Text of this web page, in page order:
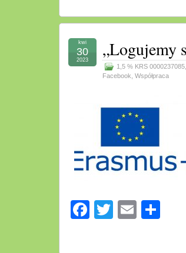
„Logujemy
1,5 % KRS 0000237085
Facebook Współpraca
kwi
30
2023
Facebook
TwitterEmail